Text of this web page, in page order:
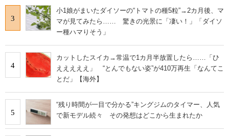
3
小1娘がまいたダイソーの“トマトの種5粒”→2カ月後、マ
マが見てみたら…… 驚きの光景に「凄い！」「ダイソ
ー種ハマりそう」
4
カットしたスイカ→常温で1カ月半放置したら……「ひ
えええええ」 “とんでもない姿”が410万再生「なんてこ
とだ」【海外】
5
“残り時間が一目で分かる”キングジムのタイマー、人気
で新モデル続々 その発想はどこから生まれたか